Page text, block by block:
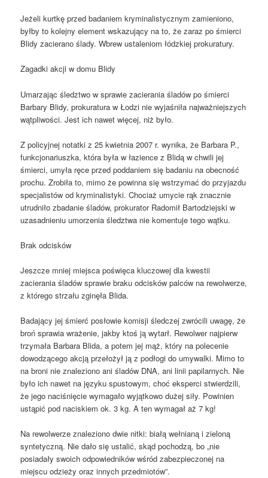
Jeżeli kurtkę przed badaniem kryminalistycznym zamieniono,
byłby to kolejny element wskazujący na to, że zaraz po śmierci
Blidy zacierano ślady. Wbrew ustaleniom łódzkiej prokuratury.
Zagadki akcji w domu Blidy
Umarzając śledztwo w sprawie zacierania śladów po śmierci
Barbary Blidy, prokuratura w Łodzi nie wyjaśniła najważniejszych
wątpliwości. Jest ich nawet więcej, niż było.
Z policyjnej notatki z 25 kwietnia 2007 r. wynika, że Barbara P.,
funkcjonariuszka, która była w łazience z Blidą w chwili jej
śmierci, umyła ręce przed poddaniem się badaniu na obecność
prochu. Zrobiła to, mimo że powinna się wstrzymać do przyjazdu
specjalistów od kryminalistyki. Chociaż umycie rąk znacznie
utrudniło zbadanie śladów, prokurator Radomił Bartodziejski w
uzasadnieniu umorzenia śledztwa nie komentuje tego wątku.
Brak odcisków
Jeszcze mniej miejsca poświęca kluczowej dla kwestii
zacierania śladów sprawie braku odcisków palców na rewolwerze,
z którego strzału zginęła Blida.
Badający jej śmierć posłowie komisji śledczej zwrócili uwagę, że
broń sprawia wrażenie, jakby ktoś ją wytarł. Rewolwer najpierw
trzymała Barbara Blida, a potem jej mąż, który na polecenie
dowodzącego akcją przełożył ją z podłogi do umywalki. Mimo to
na broni nie znaleziono ani śladów DNA, ani linii papilarnych. Nie
było ich nawet na języku spustowym, choć eksperci stwierdzili,
że jego naciśnięcie wymagało wyjątkowo dużej siły. Powinien
ustąpić pod naciskiem ok. 3 kg. A ten wymagał aż 7 kg!
Na rewolwerze znaleziono dwie nitki: białą wełnianą i zieloną
syntetyczną. Nie dało się ustalić, skąd pochodzą, bo „nie
posiadały swoich odpowiedników wśród zabezpieczonej na
miejscu odzieży oraz innych przedmiotów”.